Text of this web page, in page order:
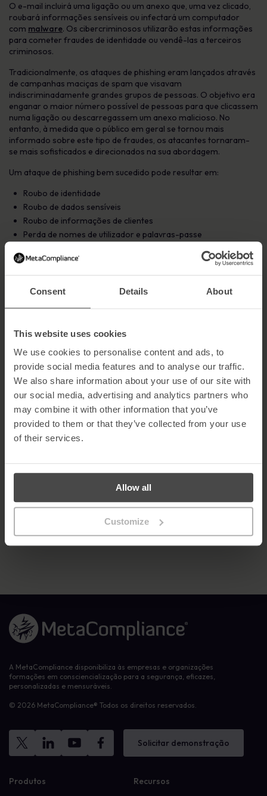
Consent Details About
This website uses cookies
We use cookies to personalise content and ads, to
provide social media features and to analyse our traffic.
We also share information about your use of our site with
our social media, advertising and analytics partners who
may combine it with other information that you’ve
provided to them or that they’ve collected from your use
of their services.
Allow all
Customize
O e-mail incluirá uma ligação ou um anexo que, uma vez clicado,
roubará informações sensíveis ou infectará um computador
com malware. Os cibercriminosos utilizarão estas informações
para cometer fraudes de identidade ou vendê-las a terceiros
criminosos.
Tradicionalmente, os ataques de phishing eram lançados através
de campanhas maciças de spam que visavam
indiscriminadamente grandes grupos de pessoas. O objetivo era
enganar o maior número possível de pessoas para que clicassem
numa ligação ou descarregassem um anexo malicioso. No
entanto, à medida que o público em geral se tornou mais
informado sobre este tipo de fraudes, os atacantes tornaram-
se mais sofisticados e direcionados na sua abordagem.
Um ataque de phishing bem sucedido pode resultar em:
Roubo de identidade
Roubo de dados sensíveis
Roubo de informações de clientes
Perda de nomes de utilizador e palavras-passe
Roubo de fundos de contas de empresas e clientes
Danos à reputação
Transacções não autorizadas
Acesso a sistemas para lançar futuros ataques
Como evitar o phishing
O MetaPhish, o nosso software de simulação de phishing
concebido para fornecer aos clientes uma poderosa defesa
contra os ataques de phishing, formando os funcionários para
identificarem e responderem adequadamente a estas ameaças.
O software contém uma biblioteca de experiências de
aprendizagem inteligentes, tais como infografias, avisos e vídeos
de formação e, ao contrário de outras soluções de phishing, o
administrador.
permite que as organizações descubram até que
fraudulentos e ajuda a identificar os utilizadores que necessitam
Ligação à página inicial
A MetaCompliance disponibiliza às empresas e organizações
formações em consciencialização para a segurança, eficazes,
personalizadas e mensuráveis.
© 2026 MetaCompliance® Todos os direitos reservados.
Solicitar demonstração
Produtos Recursos